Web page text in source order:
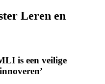
Leren en
is een veilige